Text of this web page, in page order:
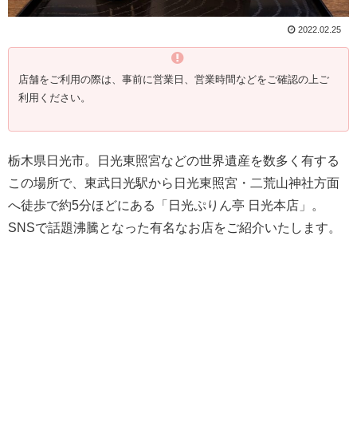
2022.02.25
店舗をご利用の際は、事前に営業日、営業時間などをご確認の上ご
利用ください。
栃木県日光市。日光東照宮などの世界遺産を数多く有する
この場所で、東武日光駅から日光東照宮・二荒山神社方面
へ徒歩で約5分ほどにある「日光ぷりん亭 日光本店」。
SNSで話題沸騰となった有名なお店をご紹介いたします。